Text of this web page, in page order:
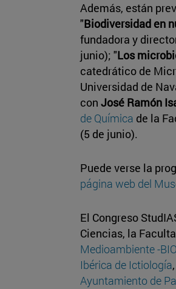
Además, están
"Biodiversidad en
fundadora y
junio); "Los
catedrático de
Universidad de
con José Ramón
de Química de la
(5 de junio).
Puede verse la
página web del
El Congreso
Ciencias, la
Medioambiente -
Ibérica de Ictiología
Ayuntamiento de